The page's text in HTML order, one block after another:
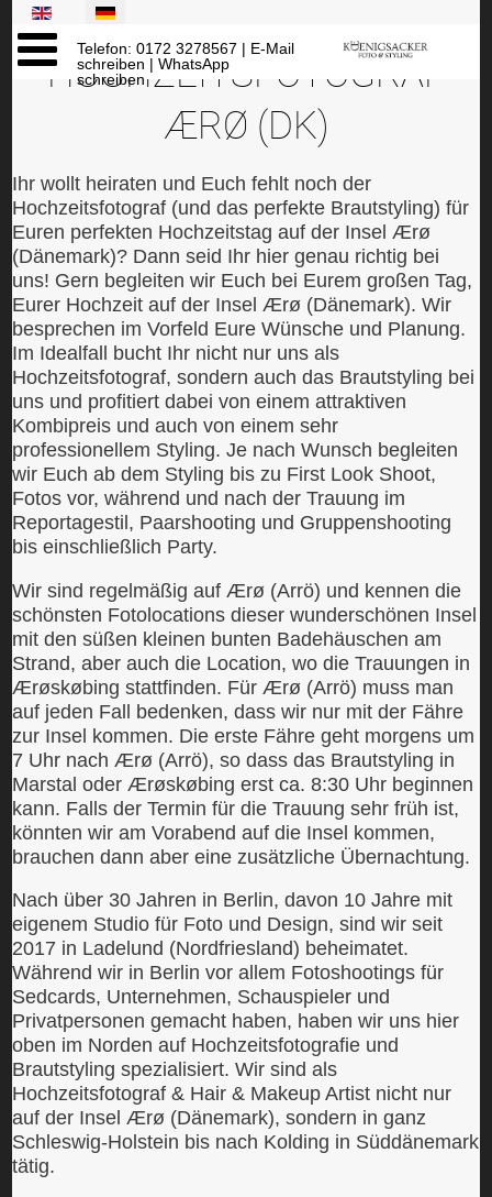
Sprache auswählen
Telefon: 0172 3278567 | E-Mail
schreiben | WhatsApp
schreiben
HOCHZEITSFOTOGRAF
ÆRØ (DK)
Ihr wollt heiraten und Euch fehlt noch der
Hochzeitsfotograf (und das perfekte Brautstyling) für
Euren perfekten Hochzeitstag auf der Insel Ærø
(Dänemark)? Dann seid Ihr hier genau richtig bei
uns! Gern begleiten wir Euch bei Eurem großen Tag,
Eurer Hochzeit auf der Insel Ærø (Dänemark). Wir
besprechen im Vorfeld Eure Wünsche und Planung.
Im Idealfall bucht Ihr nicht nur uns als
Hochzeitsfotograf, sondern auch das Brautstyling bei
uns und profitiert dabei von einem attraktiven
Kombipreis und auch von einem sehr
professionellem Styling. Je nach Wunsch begleiten
wir Euch ab dem Styling bis zu First Look Shoot,
Fotos vor, während und nach der Trauung im
Reportagestil, Paarshooting und Gruppenshooting
bis einschließlich Party.
Wir sind regelmäßig auf Ærø (Arrö) und kennen die
schönsten Fotolocations dieser wunderschönen Insel
mit den süßen kleinen bunten Badehäuschen am
Strand, aber auch die Location, wo die Trauungen in
Ærøskøbing stattfinden. Für Ærø (Arrö) muss man
auf jeden Fall bedenken, dass wir nur mit der Fähre
zur Insel kommen. Die erste Fähre geht morgens um
7 Uhr nach Ærø (Arrö), so dass das Brautstyling in
Marstal oder Ærøskøbing erst ca. 8:30 Uhr beginnen
kann. Falls der Termin für die Trauung sehr früh ist,
könnten wir am Vorabend auf die Insel kommen,
brauchen dann aber eine zusätzliche Übernachtung.
Nach über 30 Jahren in Berlin, davon 10 Jahre mit
eigenem Studio für Foto und Design, sind wir seit
2017 in Ladelund (Nordfriesland) beheimatet.
Während wir in Berlin vor allem Fotoshootings für
Sedcards, Unternehmen, Schauspieler und
Privatpersonen gemacht haben, haben wir uns hier
oben im Norden auf Hochzeitsfotografie und
Brautstyling spezialisiert. Wir sind als
Hochzeitsfotograf & Hair & Makeup Artist nicht nur
auf der Insel Ærø (Dänemark), sondern in ganz
Schleswig-Holstein bis nach Kolding in Süddänemark
tätig.